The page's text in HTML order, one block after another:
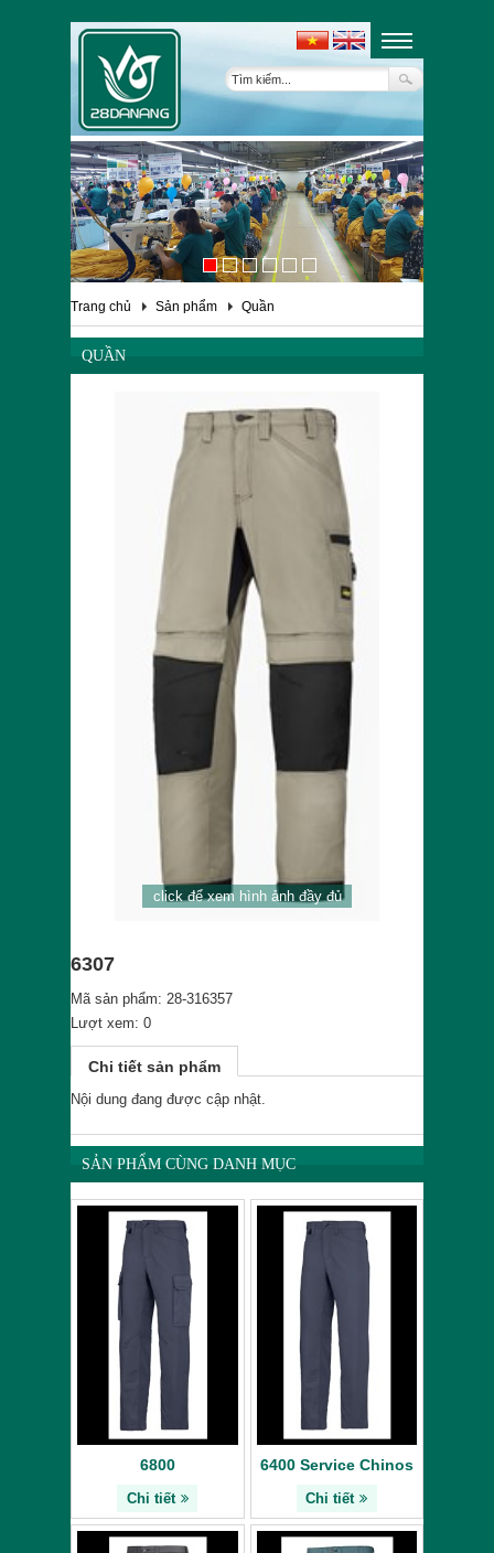
Trang chủ Sản phẩm Quần
QUẦN
click để xem hình ảnh đầy đủ
6307
Mã sản phẩm: 28-316357
Lượt xem: 0
Chi tiết sản phẩm
Nội dung đang được cập nhật.
SẢN PHẨM CÙNG DANH MỤC
6800
Chi tiết
6400 Service Chinos
Chi tiết